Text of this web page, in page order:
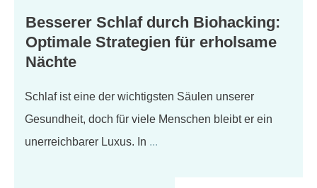
Besserer Schlaf durch Biohacking:
Optimale Strategien für erholsame
Nächte
​Schlaf ist eine der wichtigsten Säulen unserer
Gesundheit, doch für viele Menschen bleibt er ein
unerreichbarer Luxus. In ...